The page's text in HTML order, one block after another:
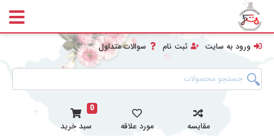
ورود به سایت ثبت نام سوالات متداول
مقایسه مورد علاقه
0
سبد خرید